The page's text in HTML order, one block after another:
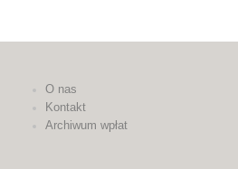
O nas
Kontakt
Archiwum wpłat